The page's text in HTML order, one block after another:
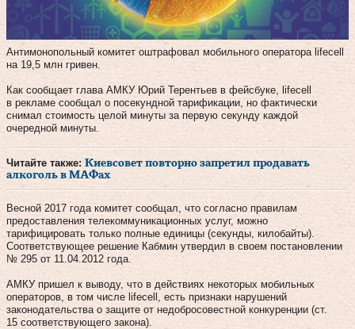
Антимонопольный комитет оштрафовал мобильного оператора lifecell
на 19,5 млн гривен.
Как сообщает глава АМКУ Юрий Терентьев в фейсбуке, lifecell
в рекламе сообщал о посекундной тарификации, но фактически
снимал стоимость целой минуты за первую секунду каждой
очередной минуты.
Читайте также: Киевсовет повторно запретил продавать
алкоголь в МАФах
Весной 2017 года комитет сообщал, что согласно правилам
предоставления телекоммуникационных услуг, можно
тарифицировать только полные единицы (секунды, килобайты).
Соответствующее решение Кабмин утвердил в своем постановлении
№ 295 от 11.04.2012 года.
АМКУ пришел к выводу, что в действиях некоторых мобильных
операторов, в том числе lifecell, есть признаки нарушений
законодательства о защите от недобросовестной конкуренции (ст.
15 соответствующего закона).